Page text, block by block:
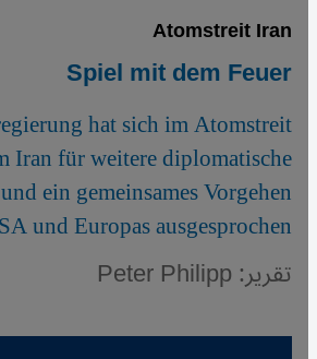
Atomstreit Iran
Spiel mit dem Feuer
hat sich im Atomstreit
Iran für weitere diplomatische
ein gemeinsames Vorgehen
und Europas ausgesprochen.
تقرير: Peter Philipp